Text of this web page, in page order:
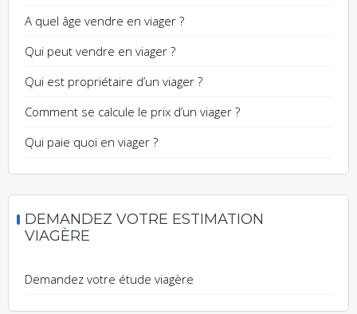
A quel âge vendre en viager ?
Qui peut vendre en viager ?
Qui est propriétaire d’un viager ?
Comment se calcule le prix d’un viager ?
Qui paie quoi en viager ?
DEMANDEZ VOTRE ESTIMATION
VIAGÈRE
Demandez votre étude viagère